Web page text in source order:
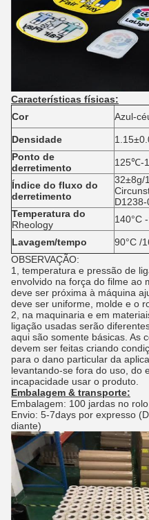
Características físicas:
Cor
Azul-
Densidade
Ponto de
derretimento
125℃-
Índice do fluxo do
derretimento
32±8g/
D1238-
Temperatura do
Rheology
140°C
Lavagem/tempo 90°C /
OBSERVAÇÃO:
1, temperatura e pressão de
envolvido na força do filme ao
deve ser próxima à máquina
deve ser uniforme, molde e o
2, na maquinaria e em
ligação usadas serão
aqui são somente básicas. As
devem ser feitas criando
para o dano particular da
levantando-se fora do uso, do
incapacidade usar o produto.
Embalagem & transporte:
Embalagem: 100 jardas no
Envio: 5-7days por expresso
diante)